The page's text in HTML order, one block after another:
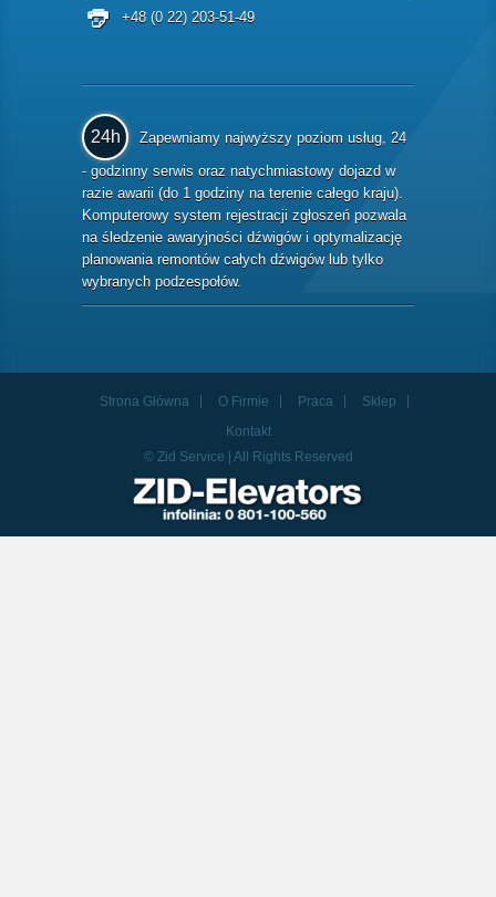
+48 (0 22) 203-51-49
24h
Zapewniamy najwyższy poziom usług, 24
- godzinny serwis oraz natychmiastowy dojazd w
razie awarii (do 1 godziny na terenie całego kraju).
Komputerowy system rejestracji zgłoszeń pozwala
na śledzenie awaryjności dźwigów i optymalizację
planowania remontów całych dźwigów lub tylko
wybranych podzespołów.
Strona Główna O Firmie Praca
Sklep
Kontakt
© Zid Service | All Rights Reserved